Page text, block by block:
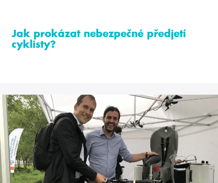
Jak prokázat nebezpečné předjetí
cyklisty?